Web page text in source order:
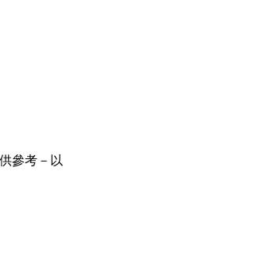
參考－以